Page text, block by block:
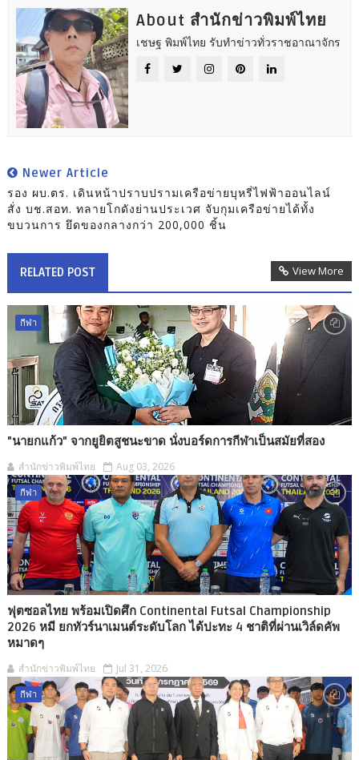
About สำนักข่าวพิมพ์ไทย
เชษฐ พิมพ์ไทย รับทำข่าวทั่วราชอาณาจักร
Newer Article
รอง ผบ.ตร. เดินหน้าปราบปรามเครือข่ายบุหรี่ไฟฟ้าออนไลน์
สั่ง บช.สอท. ทลายโกดังย่านประเวศ จับกุมเครือข่ายได้ทั้ง
ขบวนการ ยึดของกลางกว่า 200,000 ชิ้น
RELATED POST View More
กีฬา
"นายกแก้ว" จากยูยิตสูชนะขาด นั่งบอร์ดการกีฬาเป็นสมัยที่สอง
สำนักข่าวพิมพ์ไทย Aug 03, 2026
กีฬา
ฟุตซอลไทย พร้อมเปิดศึก Continental Futsal Championship
2026 หมี ยกทัวร์นาเมนต์ระดับโลก ได้ปะทะ 4 ชาติที่ผ่านเวิล์ดคัพ
หมาดๆ
สำนักข่าวพิมพ์ไทย Jul 31, 2026
กีฬา